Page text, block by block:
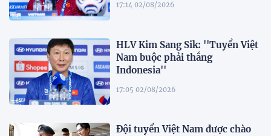
17:14 02/08/2026
HLV Kim Sang Sik: ''Tuyển Việt
Nam buộc phải thắng
Indonesia''
17:05 02/08/2026
Đội tuyển Việt Nam được chào